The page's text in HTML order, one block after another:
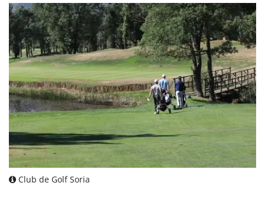
Club de Golf Soria